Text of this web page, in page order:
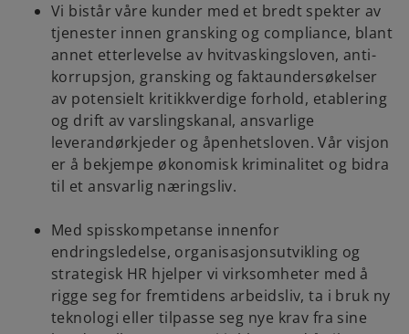
Vi bistår våre kunder med et bredt spekter av
tjenester innen gransking og compliance, blant
annet etterlevelse av hvitvaskingsloven, anti-
korrupsjon, gransking og faktaundersøkelser
av potensielt kritikkverdige forhold, etablering
og drift av varslingskanal, ansvarlige
leverandørkjeder og åpenhetsloven. Vår visjon
er å bekjempe økonomisk kriminalitet og bidra
til et ansvarlig næringsliv.
Med spisskompetanse innenfor
endringsledelse, organisasjonsutvikling og
strategisk HR hjelper vi virksomheter med å
rigge seg for fremtidens arbeidsliv, ta i bruk ny
teknologi eller tilpasse seg nye krav fra sine